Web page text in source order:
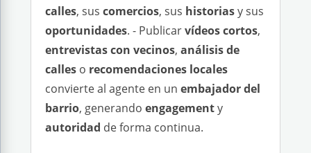
calles, sus comercios, sus historiasy sus
oportunidades. - Publicarvídeos cortos,
entrevistas con vecinos, análisis de
calles o recomendaciones locales
convierte al agente en un embajador del
barrio, generando engagementy
autoridad de forma continua.